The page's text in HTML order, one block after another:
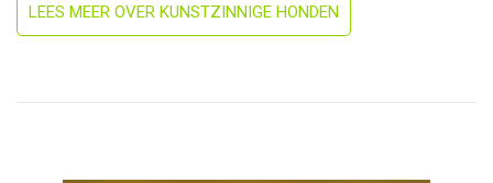
LEES MEER OVER KUNSTZINNIGE HONDEN